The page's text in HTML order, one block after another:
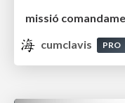
missió
cumclavis
PRO